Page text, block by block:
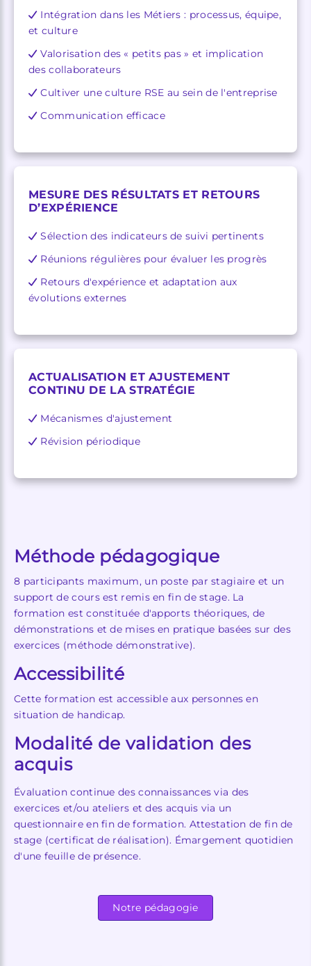
Intégration dans les Métiers : processus, équipe,
et culture
Valorisation des « petits pas » et implication
des collaborateurs
Cultiver une culture RSE au sein de l'entreprise
Communication efficace
MESURE DES RÉSULTATS ET RETOURS
D’EXPÉRIENCE
Sélection des indicateurs de suivi pertinents
Réunions régulières pour évaluer les progrès
Retours d'expérience et adaptation aux
évolutions externes
ACTUALISATION ET AJUSTEMENT
CONTINU DE LA STRATÉGIE
Mécanismes d'ajustement
Révision périodique
Méthode pédagogique
8 participants maximum, un poste par stagiaire et un
support de cours est remis en fin de stage. La
formation est constituée d'apports théoriques, de
démonstrations et de mises en pratique basées sur des
exercices (méthode démonstrative).
Accessibilité
Cette formation est accessible aux personnes en
situation de handicap.
Modalité de validation des
acquis
Évaluation continue des connaissances via des
exercices et/ou ateliers et des acquis via un
questionnaire en fin de formation. Attestation de fin de
stage (certificat de réalisation). Émargement quotidien
d'une feuille de présence.
Notre pédagogie